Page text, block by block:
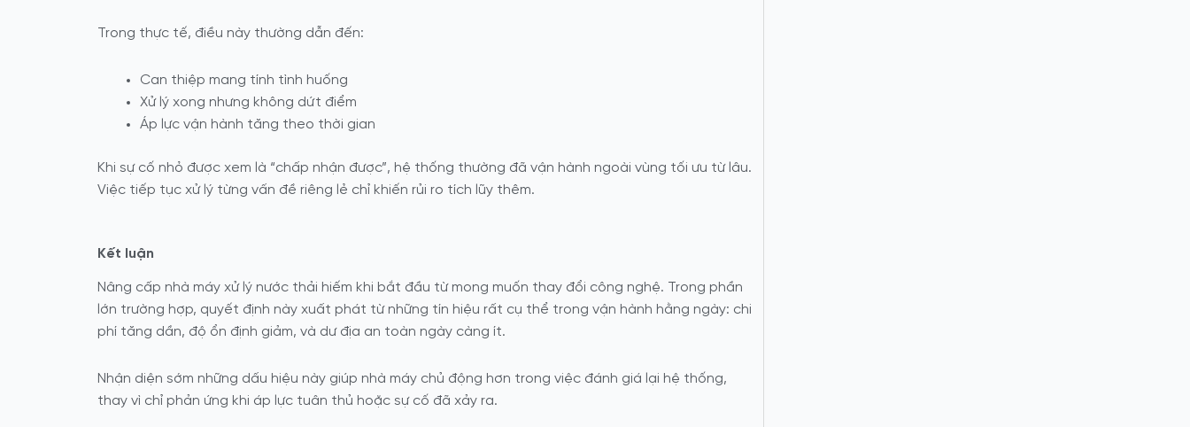
Trong thực tế, điều này thường dẫn đến:
Can thiệp mang tính tình huống
Xử lý xong nhưng không dứt điểm
Áp lực vận hành tăng theo thời gian
Khi sự cố nhỏ được xem là “chấp nhận được”, hệ thống thường đã vận hành ngoài vùng tối ưu từ lâu.
Việc tiếp tục xử lý từng vấn đề riêng lẻ chỉ khiến rủi ro tích lũy thêm.
Kết luận
Nâng cấp nhà máy xử lý nước thải hiếm khi bắt đầu từ mong muốn thay đổi công nghệ. Trong phần
lớn trường hợp, quyết định này xuất phát từ những tín hiệu rất cụ thể trong vận hành hằng ngày: chi
phí tăng dần, độ ổn định giảm, và dư địa an toàn ngày càng ít.
Nhận diện sớm những dấu hiệu này giúp nhà máy chủ động hơn trong việc đánh giá lại hệ thống,
thay vì chỉ phản ứng khi áp lực tuân thủ hoặc sự cố đã xảy ra.